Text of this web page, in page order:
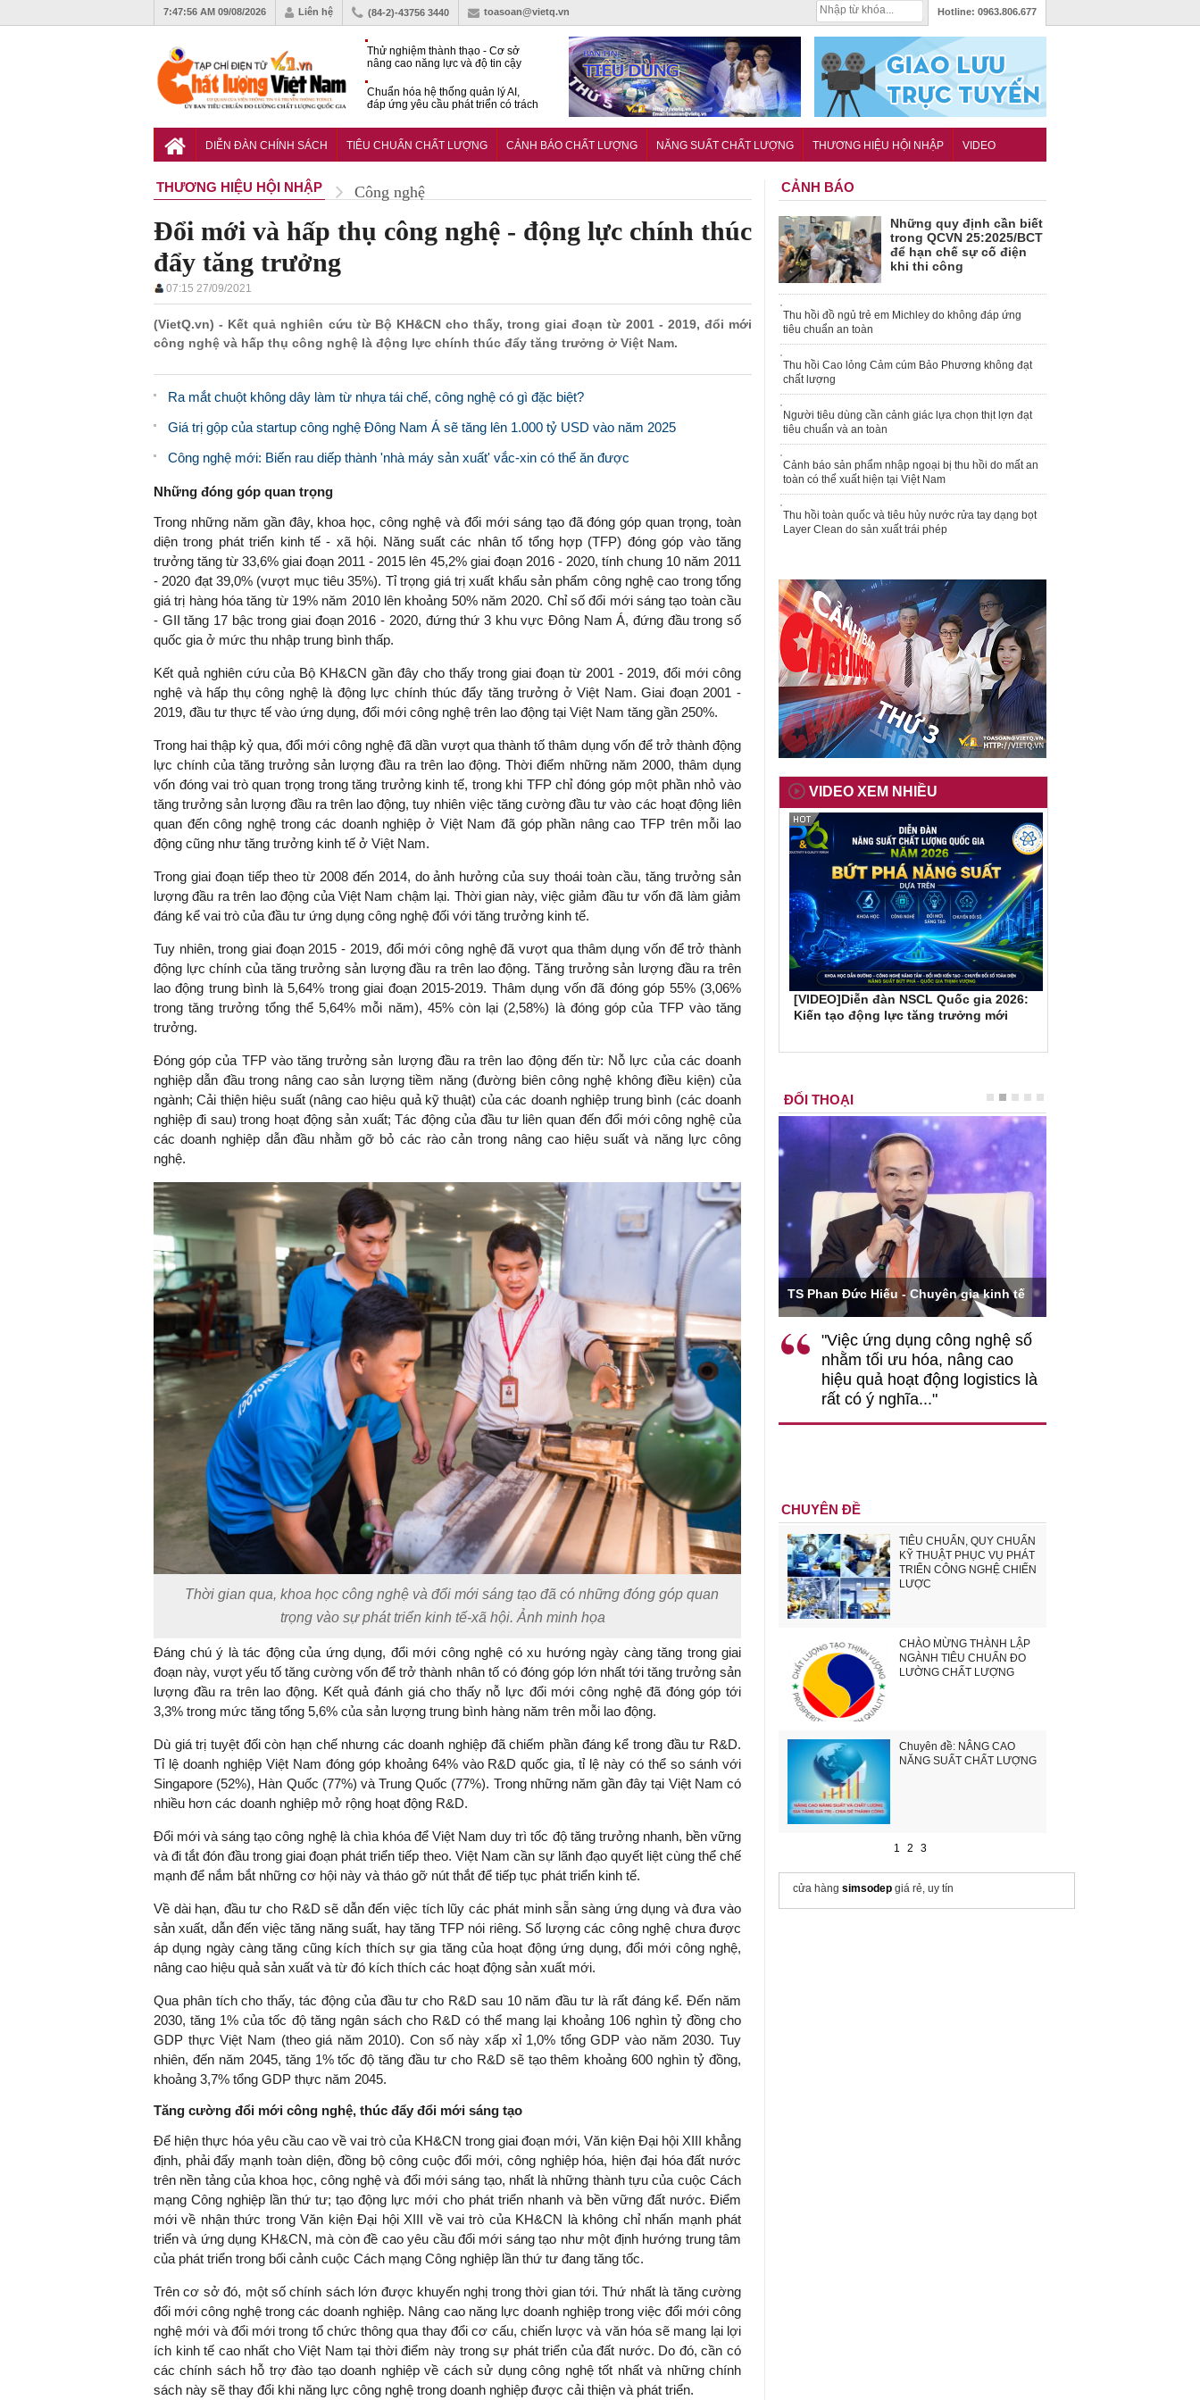
7:47:57 AM 09/08/2026 Liên hệ (84-2)-43756 3440 toasoan@vietq.vn Hotline: 0963.806.677
Thử nghiệm thành thạo - Cơ sở
nâng cao năng lực và độ tin cậy
Chuẩn hóa hệ thống quản lý AI,
đáp ứng yêu cầu phát triển có trách
thuật Trung tâm sát hạch lái xe
DIỄN ĐÀN CHÍNH SÁCH TIÊU CHUẨN CHẤT LƯỢNG CẢNH BÁO CHẤT LƯỢNG NĂNG SUẤT CHẤT LƯỢNG THƯƠNG HIỆU HỘI NHẬP VIDEO
THƯƠNG HIỆU HỘI NHẬP Công nghệ
Đổi mới và hấp thụ công nghệ - động lực chính thúc
đẩy tăng trưởng
07:15 27/09/2021
(VietQ.vn) - Kết quả nghiên cứu từ Bộ KH&CN cho thấy, trong giai đoạn từ 2001 - 2019, đổi mới
công nghệ và hấp thụ công nghệ là động lực chính thúc đẩy tăng trưởng ở Việt Nam.
Ra mắt chuột không dây làm từ nhựa tái chế, công nghệ có gì đặc biệt?
Giá trị gộp của startup công nghệ Đông Nam Á sẽ tăng lên 1.000 tỷ USD vào năm 2025
Công nghệ mới: Biến rau diếp thành 'nhà máy sản xuất' vắc-xin có thể ăn được
Những đóng góp quan trọng
Trong những năm gần đây, khoa học, công nghệ và đổi mới sáng tạo đã đóng góp quan trọng, toàn
diện trong phát triển kinh tế - xã hội. Năng suất các nhân tố tổng hợp (TFP) đóng góp vào tăng
trưởng tăng từ 33,6% giai đoạn 2011 - 2015 lên 45,2% giai đoạn 2016 - 2020, tính chung 10 năm 2011
- 2020 đạt 39,0% (vượt mục tiêu 35%). Tỉ trọng giá trị xuất khẩu sản phẩm công nghệ cao trong tổng
giá trị hàng hóa tăng từ 19% năm 2010 lên khoảng 50% năm 2020. Chỉ số đổi mới sáng tạo toàn cầu
- GII tăng 17 bậc trong giai đoạn 2016 - 2020, đứng thứ 3 khu vực Đông Nam Á, đứng đầu trong số
quốc gia ở mức thu nhập trung bình thấp.
Kết quả nghiên cứu của Bộ KH&CN gần đây cho thấy trong giai đoạn từ 2001 - 2019, đổi mới công
nghệ và hấp thụ công nghệ là động lực chính thúc đẩy tăng trưởng ở Việt Nam. Giai đoạn 2001 -
2019, đầu tư thực tế vào ứng dụng, đổi mới công nghệ trên lao động tại Việt Nam tăng gần 250%.
Trong hai thập kỷ qua, đổi mới công nghệ đã dần vượt qua thành tố thâm dụng vốn để trở thành động
lực chính của tăng trưởng sản lượng đầu ra trên lao động. Thời điểm những năm 2000, thâm dụng
vốn đóng vai trò quan trọng trong tăng trưởng kinh tế, trong khi TFP chỉ đóng góp một phần nhỏ vào
tăng trưởng sản lượng đầu ra trên lao động, tuy nhiên việc tăng cường đầu tư vào các hoạt động liên
quan đến công nghệ trong các doanh nghiệp ở Việt Nam đã góp phần nâng cao TFP trên mỗi lao
động cũng như tăng trưởng kinh tế ở Việt Nam.
Trong giai đoạn tiếp theo từ 2008 đến 2014, do ảnh hưởng của suy thoái toàn cầu, tăng trưởng sản
lượng đầu ra trên lao động của Việt Nam chậm lại. Thời gian này, việc giảm đầu tư vốn đã làm giảm
đáng kể vai trò của đầu tư ứng dụng công nghệ đối với tăng trưởng kinh tế.
Tuy nhiên, trong giai đoạn 2015 - 2019, đổi mới công nghệ đã vượt qua thâm dụng vốn để trở thành
động lực chính của tăng trưởng sản lượng đầu ra trên lao động. Tăng trưởng sản lượng đầu ra trên
lao động trung bình là 5,64% trong giai đoạn 2015-2019. Thâm dụng vốn đã đóng góp 55% (3,06%
trong tăng trưởng tổng thể 5,64% mỗi năm), 45% còn lại (2,58%) là đóng góp của TFP vào tăng
trưởng.
Đóng góp của TFP vào tăng trưởng sản lượng đầu ra trên lao động đến từ: Nỗ lực của các doanh
nghiệp dẫn đầu trong nâng cao sản lượng tiềm năng (đường biên công nghệ không điều kiện) của
ngành; Cải thiện hiệu suất (nâng cao hiệu quả kỹ thuật) của các doanh nghiệp trung bình (các doanh
nghiệp đi sau) trong hoạt động sản xuất; Tác động của đầu tư liên quan đến đổi mới công nghệ của
các doanh nghiệp dẫn đầu nhằm gỡ bỏ các rào cản trong nâng cao hiệu suất và năng lực công
nghệ.
Thời gian qua, khoa học công nghệ và đổi mới sáng tạo đã có những đóng góp quan
trọng vào sự phát triển kinh tế-xã hội. Ảnh minh họa
Đáng chú ý là tác động của ứng dụng, đổi mới công nghệ có xu hướng ngày càng tăng trong giai
đoạn này, vượt yếu tố tăng cường vốn để trở thành nhân tố có đóng góp lớn nhất tới tăng trưởng sản
lượng đầu ra trên lao động. Kết quả đánh giá cho thấy nỗ lực đổi mới công nghệ đã đóng góp tới
3,3% trong mức tăng tổng 5,6% của sản lượng trung bình hàng năm trên mỗi lao động.
Dù giá trị tuyệt đối còn hạn chế nhưng các doanh nghiệp đã chiếm phần đáng kể trong đầu tư R&D.
Tỉ lệ doanh nghiệp Việt Nam đóng góp khoảng 64% vào R&D quốc gia, tỉ lệ này có thể so sánh với
Singapore (52%), Hàn Quốc (77%) và Trung Quốc (77%). Trong những năm gần đây tại Việt Nam có
nhiều hơn các doanh nghiệp mở rộng hoạt động R&D.
Đổi mới và sáng tạo công nghệ là chìa khóa để Việt Nam duy trì tốc độ tăng trưởng nhanh, bền vững
và đi tắt đón đầu trong giai đoạn phát triển tiếp theo. Việt Nam cần sự lãnh đạo quyết liệt cùng thể chế
mạnh để nắm bắt những cơ hội này và tháo gỡ nút thắt để tiếp tục phát triển kinh tế.
Về dài hạn, đầu tư cho R&D sẽ dẫn đến việc tích lũy các phát minh sẵn sàng ứng dụng và đưa vào
sản xuất, dẫn đến việc tăng năng suất, hay tăng TFP nói riêng. Số lượng các công nghệ chưa được
áp dụng ngày càng tăng cũng kích thích sự gia tăng của hoạt động ứng dụng, đổi mới công nghệ,
nâng cao hiệu quả sản xuất và từ đó kích thích các hoạt động sản xuất mới.
Qua phân tích cho thấy, tác động của đầu tư cho R&D sau 10 năm đầu tư là rất đáng kể. Đến năm
2030, tăng 1% của tốc độ tăng ngân sách cho R&D có thể mang lại khoảng 106 nghìn tỷ đồng cho
GDP thực Việt Nam (theo giá năm 2010). Con số này xấp xỉ 1,0% tổng GDP vào năm 2030. Tuy
nhiên, đến năm 2045, tăng 1% tốc độ tăng đầu tư cho R&D sẽ tạo thêm khoảng 600 nghìn tỷ đồng,
khoảng 3,7% tổng GDP thực năm 2045.
Tăng cường đổi mới công nghệ, thúc đẩy đổi mới sáng tạo
Để hiện thực hóa yêu cầu cao về vai trò của KH&CN trong giai đoạn mới, Văn kiện Đại hội XIII khẳng
định, phải đẩy mạnh toàn diện, đồng bộ công cuộc đổi mới, công nghiệp hóa, hiện đại hóa đất nước
trên nền tảng của khoa học, công nghệ và đổi mới sáng tạo, nhất là những thành tựu của cuộc Cách
mạng Công nghiệp lần thứ tư; tạo động lực mới cho phát triển nhanh và bền vững đất nước. Điểm
mới về nhận thức trong Văn kiện Đại hội XIII về vai trò của KH&CN là không chỉ nhấn mạnh phát
triển và ứng dụng KH&CN, mà còn đề cao yêu cầu đổi mới sáng tạo như một định hướng trung tâm
của phát triển trong bối cảnh cuộc Cách mạng Công nghiệp lần thứ tư đang tăng tốc.
Trên cơ sở đó, một số chính sách lớn được khuyến nghị trong thời gian tới. Thứ nhất là tăng cường
đổi mới công nghệ trong các doanh nghiệp. Nâng cao năng lực doanh nghiệp trong việc đổi mới công
nghệ mới và đổi mới trong tổ chức thông qua thay đổi cơ cấu, chiến lược và văn hóa sẽ mang lại lợi
ích kinh tế cao nhất cho Việt Nam tại thời điểm này trong sự phát triển của đất nước. Do đó, cần có
các chính sách hỗ trợ đào tạo doanh nghiệp về cách sử dụng công nghệ tốt nhất và những chính
sách này sẽ thay đổi khi năng lực công nghệ trong doanh nghiệp được cải thiện và phát triển.
CẢNH BÁO
Những quy định cần biết
trong QCVN 25:2025/BCT
để hạn chế sự cố điện
khi thi công
Thu hồi đồ ngủ trẻ em Michley do không đáp ứng
tiêu chuẩn an toàn
Thu hồi Cao lỏng Cảm cúm Bảo Phương không đạt
chất lượng
Người tiêu dùng cần cảnh giác lựa chọn thịt lợn đạt
tiêu chuẩn và an toàn
Cảnh báo sản phẩm nhập ngoại bị thu hồi do mất an
toàn có thể xuất hiện tại Việt Nam
Thu hồi toàn quốc và tiêu hủy nước rửa tay dạng bọt
Layer Clean do sản xuất trái phép
VIDEO XEM NHIỀU
[VIDEO]Diễn đàn NSCL Quốc gia 2026:
Kiến tạo động lực tăng trưởng mới
ĐỐI THOẠI
TS. Nguyễn Đức Độ - Phó Viện trưởng
Viện Kinh tế Tài chính
"Có rất nhiều việc phải làm
ngay từ bây giờ và trên thực tế
đang được tiến hành như tăng
đầu tư cho khoa học công
nghệ; ban hành các cơ chế
khuyến khích đổi mới sáng tạo,
khởi nghiệp..."
Việc sử dụng hiệu quả chính
sách tài khóa không chỉ mang ý
nghĩa hỗ trợ ngắn hạn mà còn
đóng vai trò tạo nền tảng cho
tăng trưởng bền vững dài hạn.
TS Phan Đức Hiếu - Chuyên gia kinh tế
"Việc ứng dụng công nghệ số
nhằm tối ưu hóa, nâng cao
hiệu quả hoạt động logistics là
rất có ý nghĩa..."
CHUYÊN ĐỀ
TIÊU CHUẨN, QUY CHUẨN
KỸ THUẬT PHỤC VỤ PHÁT
TRIỂN CÔNG NGHỆ CHIẾN
LƯỢC
CHÀO MỪNG THÀNH LẬP
NGÀNH TIÊU CHUẨN ĐO
LƯỜNG CHẤT LƯỢNG
Chuyên đề: NÂNG CAO
NĂNG SUẤT CHẤT LƯỢNG
1 2 3
cửa hàng simsodep giá rẻ, uy tín